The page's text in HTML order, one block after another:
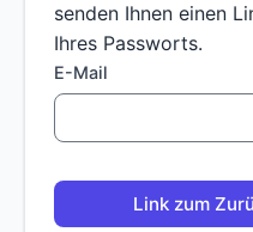
senden Ihnen einen
Ihres Passworts.
E-Mail
Link zum